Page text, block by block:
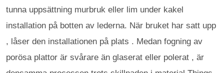
tunna uppsättning murbruk eller lim under kakel
installation på botten av lederna. När bruket har satt upp
, låser den installationen på plats . Medan fogning av
porösa plattor är svårare än glaserat eller polerat , är